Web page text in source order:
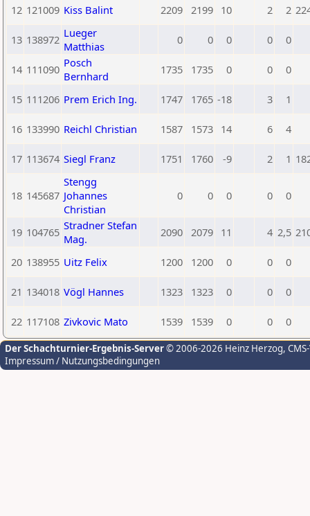
12 121009 Kiss Balint 2209 2199 10 2 2
13 138972 Lueger
Matthias
0 0 0 0 0
14 111090 Posch
Bernhard
1735 1735 0 0 0
15 111206 Prem Erich Ing. 1747 1765 -18 3 1
16 133990 Reichl Christian 1587 1573 14 6 4
17 113674 Siegl Franz 1751 1760 -9 2 1
18 145687
Stengg
Johannes
Christian
0 0 0 0 0
19 104765 Stradner Stefan
Mag.
2090 2079 11 4 2,5
20 138955 Uitz Felix 1200 1200 0 0 0
21 134018 Vögl Hannes 1323 1323 0 0 0
22 117108 Zivkovic Mato 1539 1539 0 0 0
Der Schachturnier-Ergebnis-Server© 2006-2026 Heinz Herzog,
Impressum / Nutzungsbedingungen